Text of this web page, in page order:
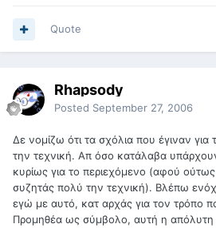
Quote
Rhapsody
Posted September 27, 2006
Δε νομίζω ότι τα σχόλια που έγιναν
την τεχνική. Απ όσο κατάλαβα
κυρίως για το περιεχόμενο (αφού
συζητάς πολύ την τεχνική). Βλέπω
εγώ με αυτό, κατ αρχάς για τον τρόπο
Προμηθέα ως σύμβολο, αυτή η απόλυτη